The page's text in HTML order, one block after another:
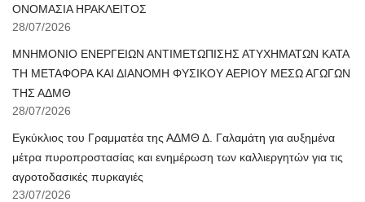
ΟΝΟΜΑΣΙΑ ΗΡΑΚΛΕΙΤΟΣ
28/07/2026
ΜΝΗΜΟΝΙΟ ΕΝΕΡΓΕΙΩΝ ΑΝΤΙΜΕΤΩΠΙΣΗΣ ΑΤΥΧΗΜΑΤΩΝ ΚΑΤΑ
ΤΗ ΜΕΤΑΦΟΡΑ ΚΑΙ ΔΙΑΝΟΜΗ ΦΥΣΙΚΟΥ ΑΕΡΙΟΥ ΜΕΣΩ ΑΓΩΓΩΝ
ΤΗΣ ΑΔΜΘ
28/07/2026
Εγκύκλιος του Γραμματέα της ΑΔΜΘ Δ. Γαλαμάτη για αυξημένα
μέτρα πυροπροστασίας και ενημέρωση των καλλιεργητών για τις
αγροτοδασικές πυρκαγιές
23/07/2026